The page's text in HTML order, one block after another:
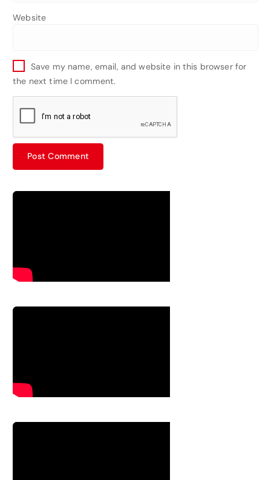
Website
Save my name, email, and website in this browser for
the next time I comment.